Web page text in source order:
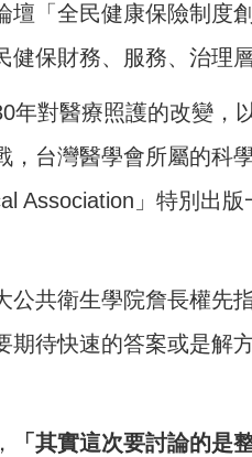
壇「全民健康保險制度
健保財務、服務、治理
年對醫療照護的改變，
，台灣醫學會所屬的科
Association」特別出
公共衛生學院詹長權先
期待快速的答案或是解
「其實這次要討論的是